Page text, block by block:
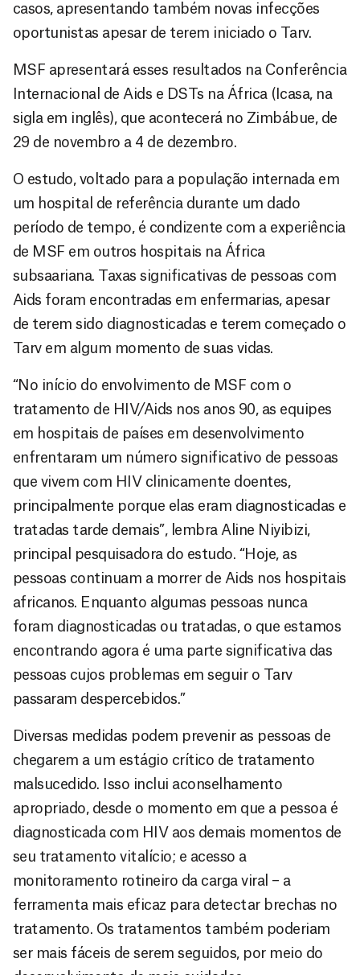
casos, apresentando também novas infecções
oportunistas apesar de terem iniciado o Tarv.
MSF apresentará esses resultados na Conferência
Internacional de Aids e DSTs na África (Icasa, na
sigla em inglês), que acontecerá no Zimbábue, de
29 de novembro a 4 de dezembro.
O estudo, voltado para a população internada em
um hospital de referência durante um dado
período de tempo, é condizente com a experiência
de MSF em outros hospitais na África
subsaariana. Taxas significativas de pessoas com
Aids foram encontradas em enfermarias, apesar
de terem sido diagnosticadas e terem começado o
Tarv em algum momento de suas vidas.
“No início do envolvimento de MSF com o
tratamento de HIV/Aids nos anos 90, as equipes
em hospitais de países em desenvolvimento
enfrentaram um número significativo de pessoas
que vivem com HIV clinicamente doentes,
principalmente porque elas eram diagnosticadas e
tratadas tarde demais”, lembra Aline Niyibizi,
principal pesquisadora do estudo. “Hoje, as
pessoas continuam a morrer de Aids nos hospitais
africanos. Enquanto algumas pessoas nunca
foram diagnosticadas ou tratadas, o que estamos
encontrando agora é uma parte significativa das
pessoas cujos problemas em seguir o Tarv
passaram despercebidos.”
Diversas medidas podem prevenir as pessoas de
chegarem a um estágio crítico de tratamento
malsucedido. Isso inclui aconselhamento
apropriado, desde o momento em que a pessoa é
diagnosticada com HIV aos demais momentos de
seu tratamento vitalício; e acesso a
monitoramento rotineiro da carga viral – a
ferramenta mais eficaz para detectar brechas no
tratamento. Os tratamentos também poderiam
ser mais fáceis de serem seguidos, por meio do